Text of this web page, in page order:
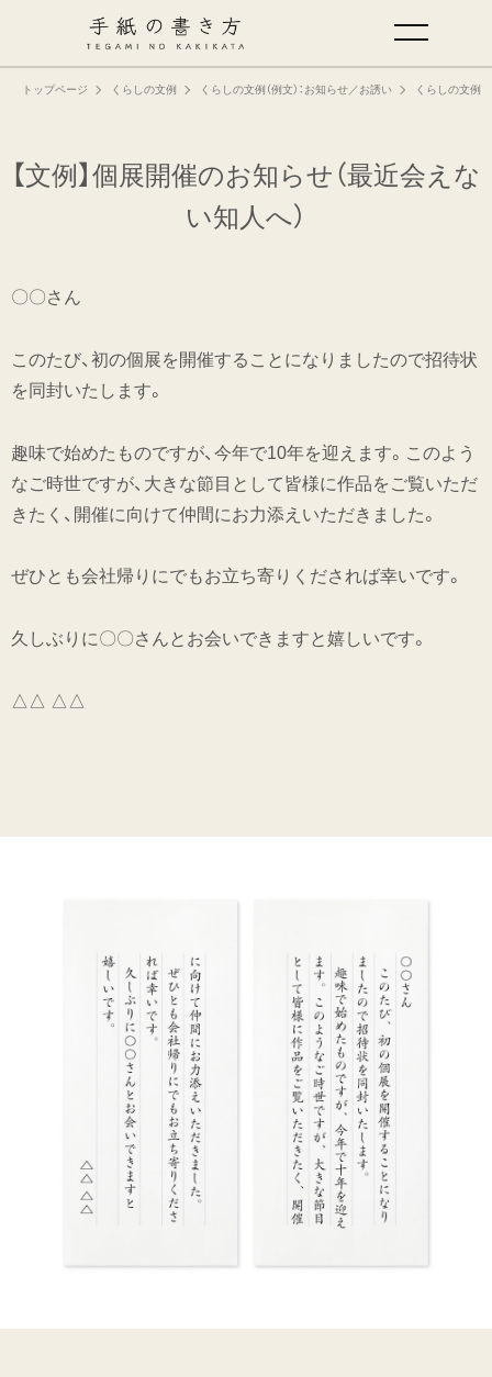
トップページ くらしの文例 くらしの文例（例文）：お知らせ／お誘い くらしの文例（
【文例】個展開催のお知らせ（最近会えな
い知人へ）
〇〇さん
このたび、初の個展を開催することになりましたので招待状
を同封いたします。
趣味で始めたものですが、今年で10年を迎えます。このよう
なご時世ですが、大きな節目として皆様に作品をご覧いただ
きたく、開催に向けて仲間にお力添えいただきました。
ぜひとも会社帰りにでもお立ち寄りくだされば幸いです。
久しぶりに〇〇さんとお会いできますと嬉しいです。
△△ △△
手紙の基本
仕事の手紙の書き方
仕事の文例
特集